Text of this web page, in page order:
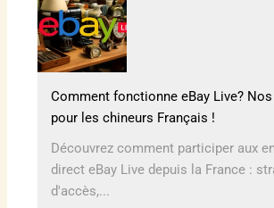
Comment fonctionne eBay Live?
pour les chineurs Français !
Découvrez comment participer aux
direct eBay Live depuis la France :
d'accès,...